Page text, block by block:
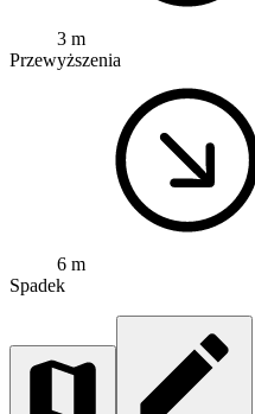
3 m
Przewyższenia
6 m
Spadek